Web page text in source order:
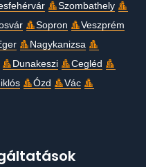
Szombathely
Sopron
Veszprém
Nagykanizsa
Dunakeszi
Cegléd
Ózd
Vác